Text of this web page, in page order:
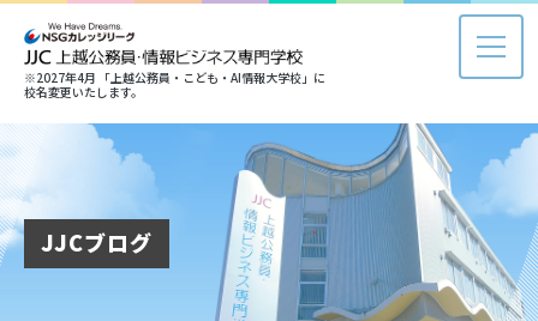
※2027年4月 「上越公務員・こども・AI情報大学校」に
校名変更いたします。
JJCブログ